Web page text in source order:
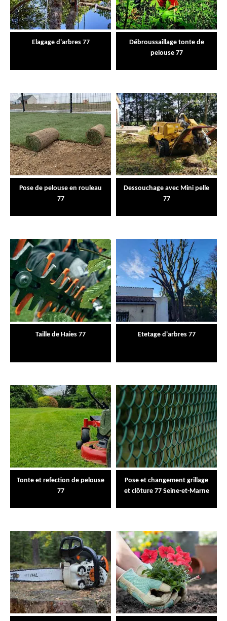
Elagage d'arbres 77
Débroussaillage tonte de
pelouse 77
Pose de pelouse en rouleau
77
Dessouchage avec Mini pelle
77
Taille de Haies 77 Etetage d'arbres 77
Tonte et refection de pelouse
77
Pose et changement grillage
et clôture 77 Seine-et-Marne